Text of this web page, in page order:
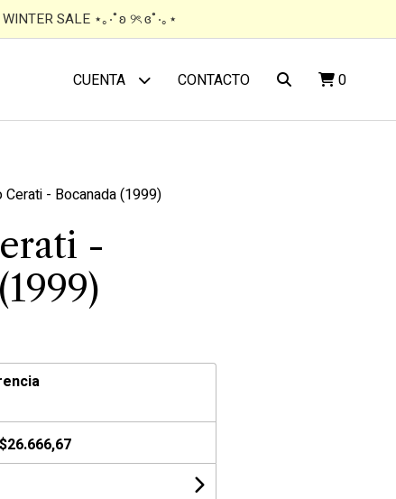
SALE ⋆｡‧˚ʚ ୨ৎ ɞ˚‧｡⋆
CUENTA CONTACTO 0
Cerati - Bocanada (1999)
-
$26.666,67